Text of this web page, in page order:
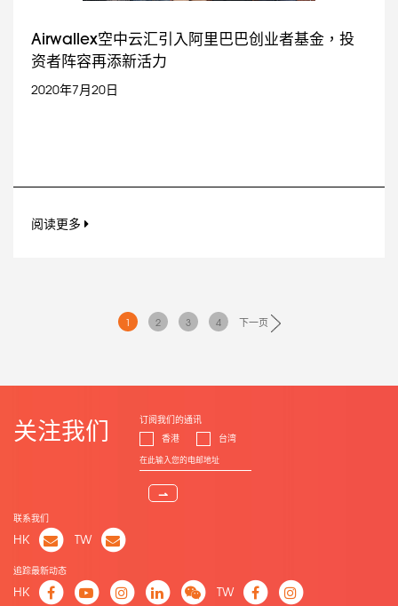
Airwallex空中云汇引入阿里巴巴创业者基金，投
资者阵容再添新活力
2020年7月20日
阅读更多
1 2 3 4 下一页
关注我们
订阅我们的通讯
香港
台湾
⇀
联系我们
HK TW
追踪最新动态
HK TW